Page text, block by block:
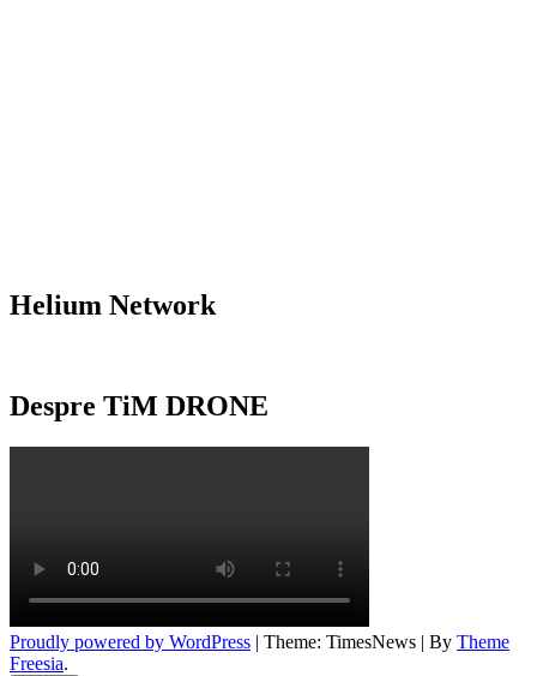
Helium Network
Despre TiM DRONE
Proudly powered by WordPress | Theme: TimesNews | By Theme
Freesia.